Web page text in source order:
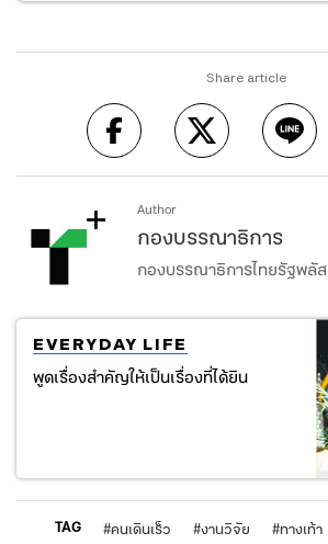
Share article
Author
กองบรรณาธิการ
กองบรรณาธิการไทยรัฐพลัส
EVERYDAY LIFE
พูดเรื่องสำคัญให้เป็นเรื่องที่ได้ยิน
TAG #คนเดินเร็ว #งานวิจัย #ทางเท้า